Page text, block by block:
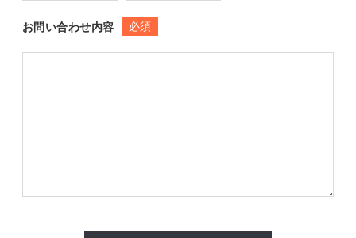
お問い合わせ内容 必須